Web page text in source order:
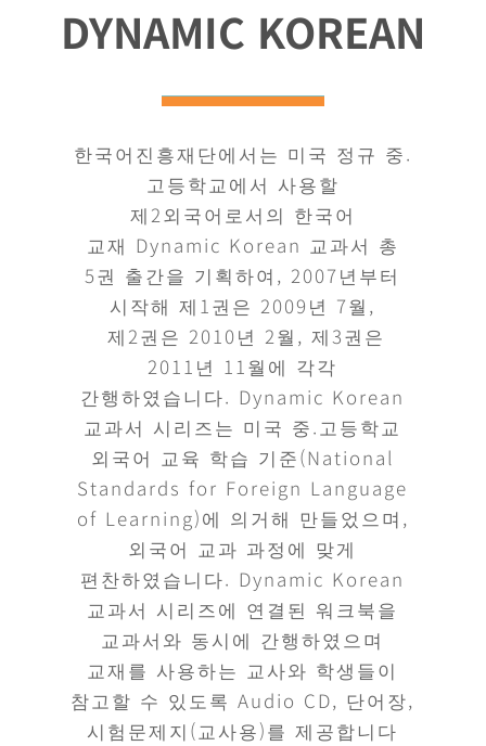
DYNAMIC KOREAN
한국어진흥재단에서는 미국 정규 중.
고등학교에서 사용할
제2외국어로서의 한국어
교재 Dynamic Korean 교과서 총
5권 출간을 기획하여, 2007년부터
시작해 제1권은 2009년 7월,
제2권은 2010년 2월, 제3권은
2011년 11월에 각각
간행하였습니다. Dynamic Korean
교과서 시리즈는 미국 중.고등학교
외국어 교육 학습 기준(National
Standards for Foreign Language
of Learning)에 의거해 만들었으며,
외국어 교과 과정에 맞게
편찬하였습니다. Dynamic Korean
교과서 시리즈에 연결된 워크북을
교과서와 동시에 간행하였으며
교재를 사용하는 교사와 학생들이
참고할 수 있도록 Audio CD, 단어장,
시험문제지(교사용)를 제공합니다